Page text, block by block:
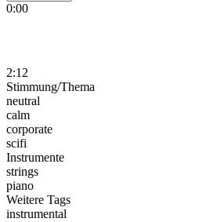
0:00
2:12
Stimmung/Thema
neutral
calm
corporate
scifi
Instrumente
strings
piano
Weitere Tags
instrumental